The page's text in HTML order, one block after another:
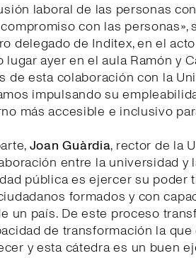
laboral de las personas
con las personas»,
delegado de Inditex, en el
lugar ayer en el aula Ramón y
de esta colaboración con la
impulsando su
más accesible e inclusivo
Joan Guàrdia, rector de la
entre la universidad y
pública es ejercer su poder
formados y con
un país. De este proceso
de transformación la
y esta cátedra es un buen